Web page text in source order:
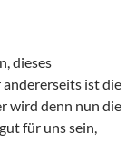
dieses
andererseits ist die
wird denn nun die
für uns sein,